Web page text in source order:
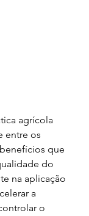
agrícola
entre os
que
do
na aplicação
a
o